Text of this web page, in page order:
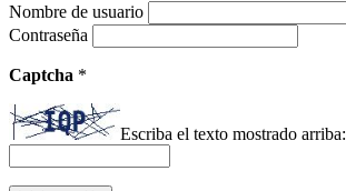
Nombre de usuario
Contraseña
Captcha *
Escriba el texto mostrado arriba: